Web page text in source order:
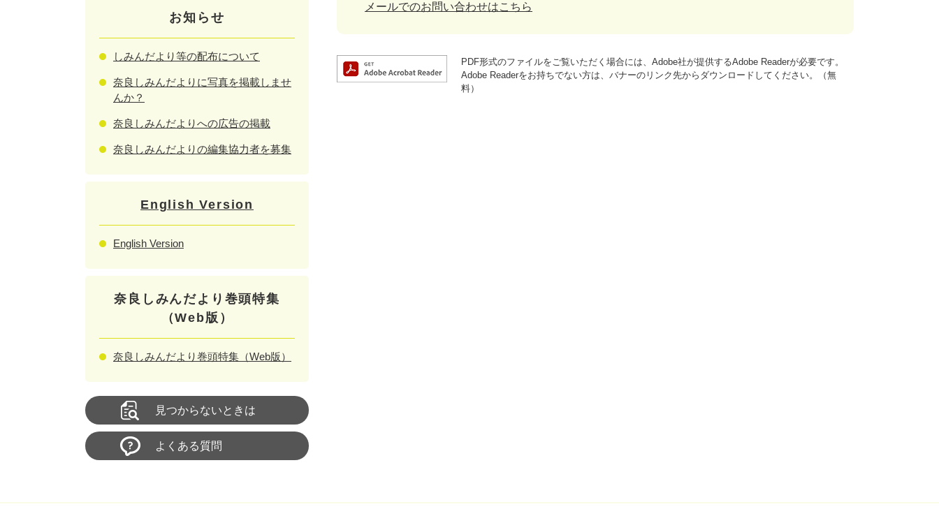
メールでのお問い合わせはこちら
PDF形式のファイルをご覧いただく場合には、Adobe社が提供するAdobe Readerが必要です。
Adobe Readerをお持ちでない方は、バナーのリンク先からダウンロードしてください。（無
料）
お知らせ
しみんだより等の配布について
奈良しみんだよりに写真を掲載しませ
んか？
奈良しみんだよりへの広告の掲載
奈良しみんだよりの編集協力者を募集
English Version
English Version
奈良しみんだより巻頭特集
（Web版）
奈良しみんだより巻頭特集（Web版）
見つからないときは
よくある質問